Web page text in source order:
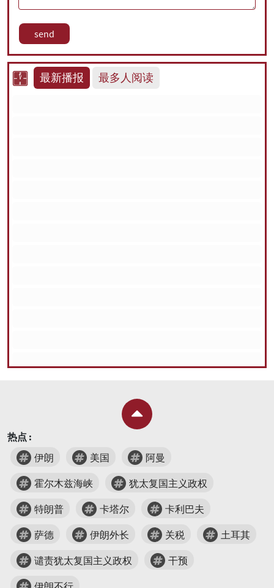
最新播报 最多人阅读
热点 :
伊朗
美国 阿曼
霍尔木兹海峡 犹太复国主义政权
特朗普 卡塔尔 卡利巴夫
萨德 伊朗外长 关税 土耳其
谴责犹太复国主义政权 干预